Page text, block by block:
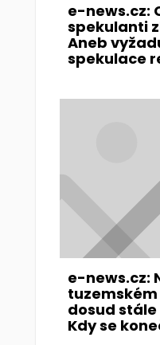
e-news.cz:
spekulanti
Aneb
spekulace
e-news.cz:
dosud
Kdy se